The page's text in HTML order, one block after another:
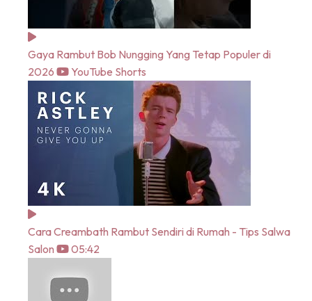
Gaya Rambut Bob Nungging Yang Tetap Populer di
2026
YouTube Shorts
Cara Creambath Rambut Sendiri di Rumah - Tips Salwa
Salon
05:42